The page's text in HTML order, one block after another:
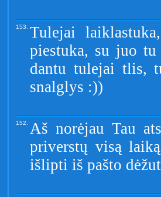
153. Tulejai
piestuka, su juo
dantu tulejai tlis,
snalglys :))
152. Aš norėjau Tau
priverstų visą
išlipti iš pašto